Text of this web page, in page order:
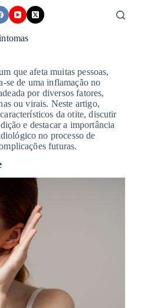
que afeta muitas pessoas,
se de uma inflamação no
por diversos fatores,
ou virais. Neste artigo,
da otite, discutir
e destacar a importância
no processo de
futuras.